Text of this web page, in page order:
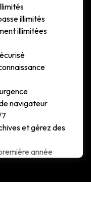
illimités
illimitées
navigateur
et gérez des
année